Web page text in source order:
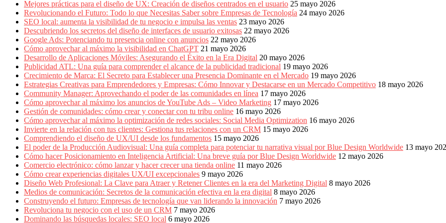
Producción
Gráfica
Colombia.
Mejores prácticas para el diseño de UX: Creación de diseños centrados en el usuario 25 mayo 2026
Revolucionando el Futuro: Todo lo que Necesitas Saber sobre Empresas de Tecnología 24 mayo 2026
SEO local: aumenta la visibilidad de tu negocio e impulsa las ventas 23 mayo 2026
Descubriendo los secretos del diseño de interfaces de usuario exitosas 22 mayo 2026
Google Ads: Potenciando tu presencia online con anuncios 22 mayo 2026
Cómo aprovechar al máximo la visibilidad en ChatGPT 21 mayo 2026
Desarrollo de Aplicaciones Móviles: Asegurando el Éxito en la Era Digital 20 mayo 2026
Publicidad ATL: Una guía para comprender el alcance de la publicidad tradicional 19 mayo 2026
Crecimiento de Marca: El Secreto para Establecer una Presencia Dominante en el Mercado 19 mayo 2026
Estrategias Creativas para Emprendedores y Empresas: Cómo Innovar y Destacarse en un Mercado Competitivo 18 mayo 2026
Community Manager: Aprovechando el poder de las comunidades en línea 17 mayo 2026
Cómo aprovechar al máximo los anuncios de YouTube Ads – Video Marketing 17 mayo 2026
Gestión de comunidades: cómo crear y conectar con tu tribu online 16 mayo 2026
Cómo aprovechar al máximo la optimización de redes sociales: Social Media Optimization 16 mayo 2026
Invierte en la relación con tus clientes: Gestiona tus relaciones con un CRM 15 mayo 2026
Comprendiendo el diseño de UX/UI desde los fundamentos 15 mayo 2026
El poder de la Producción Audiovisual: Una guía completa para potenciar tu narrativa visual por Blue Design Worldwide 13 mayo
Cómo hacer Posicionamiento en Inteligencia Artificial: Una breve guía por Blue Design Worldwide 12 mayo 2026
Comercio electrónico: cómo lanzar y hacer crecer una tienda online 11 mayo 2026
Cómo crear experiencias digitales UX/UI excepcionales 9 mayo 2026
Diseño Web Profesional: La Clave para Atraer y Retener Clientes en la era del Marketing Digital 8 mayo 2026
Medios de comunicación: Secretos de la comunicación efectiva en la era digital 8 mayo 2026
Construyendo el futuro: Empresas de tecnología que van liderando la innovación 7 mayo 2026
Revoluciona tu negocio con el uso de un CRM 7 mayo 2026
Dominando las búsquedas locales: SEO local 6 mayo 2026